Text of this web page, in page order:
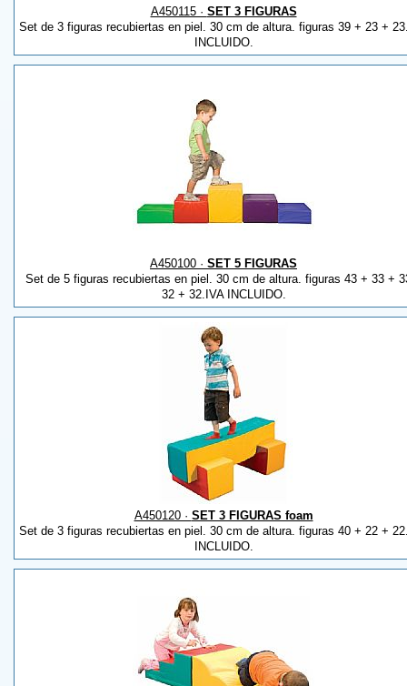
A450115 · SET 3 FIGURAS
Set de 3 figuras recubiertas en piel. 30 cm de altura. figuras 39 + 23 +
INCLUIDO.
A450100 · SET 5 FIGURAS
Set de 5 figuras recubiertas en piel. 30 cm de altura. figuras 43 + 33 +
32 + 32.IVA INCLUIDO.
A450120 · SET 3 FIGURAS foam
Set de 3 figuras recubiertas en piel. 30 cm de altura. figuras 40 + 22 +
INCLUIDO.